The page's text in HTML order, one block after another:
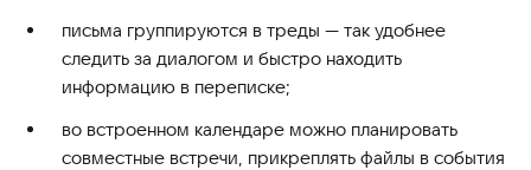
письма группируются в треды — так удобнее
следить за диалогом и быстро находить
информацию в переписке;
во встроенном календаре можно планировать
совместные встречи, прикреплять файлы в события